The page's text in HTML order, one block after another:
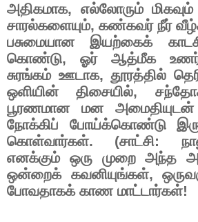
அதிகமாக, எல்லோரும் மிகவும்
சாரல்களையும், கண்கவர் நீர்
பசுமையான
இயற்கைக்
கொண்டு, ஓர் ஆத்மீக
சுரங்கம் ஊடாக, தூரத்தில்
ஒளியின்
திசையில்,
பூரணமான
மன அமைதியுடன்
நோக்கிப்
போய்க்கொண்டு
கொள்வார்கள். (சாட்சி:
எனக்கும் ஒரு முறை அந்த
ஒன்றைக் கவனியுங்கள்,
போவதாகக் காண மாட்டார்கள்!